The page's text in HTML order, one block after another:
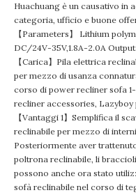
Huachuang è un causativo in
categoria, ufficio e buone
【Parameters】 Lithium
DC/24V-35V,1.8A-2.0A
【Carica】Pila elettrica
per mezzo di usanza
corso di power recliner sofa
recliner accessories,
【Vantaggi 1】Semplifica il
reclinabile per mezzo di
Posteriormente aver
poltrona reclinabile, li
possono anche ora stato
sofà reclinabile nel corso di